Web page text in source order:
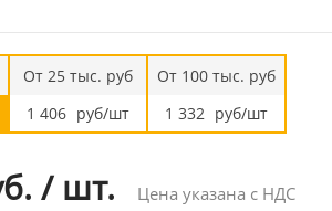
От 25 тыс. руб
1 406 руб/шт
От 100 тыс. руб
1 332 руб/шт
/ шт. Цена указана с НДС